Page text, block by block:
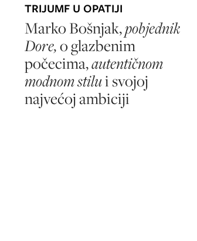
TRIJUMF U OPATIJI
Marko Bošnjak,pobjednik
Dore,o glazbenim
počecima,autentičnom
modnom stilui svojoj
najvećoj ambiciji